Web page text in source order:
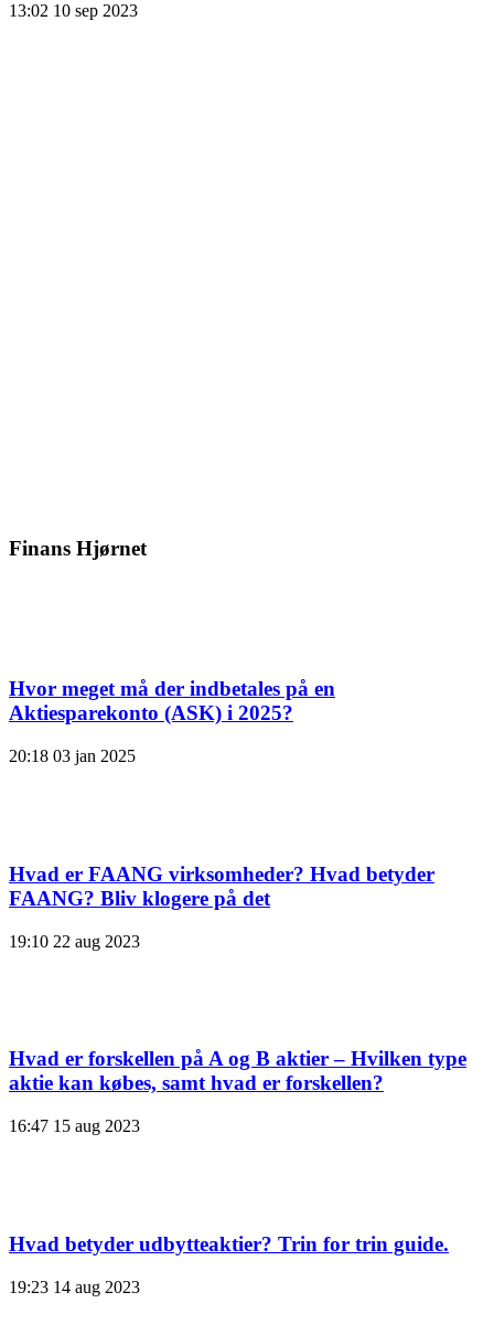
13:02 10 sep 2023
Finans Hjørnet
Hvor meget må der indbetales på en
Aktiesparekonto (ASK) i 2025?
20:18 03 jan 2025
Hvad er FAANG virksomheder? Hvad betyder
FAANG? Bliv klogere på det
19:10 22 aug 2023
Hvad er forskellen på A og B aktier – Hvilken type
aktie kan købes, samt hvad er forskellen?
16:47 15 aug 2023
Hvad betyder udbytteaktier? Trin for trin guide.
19:23 14 aug 2023